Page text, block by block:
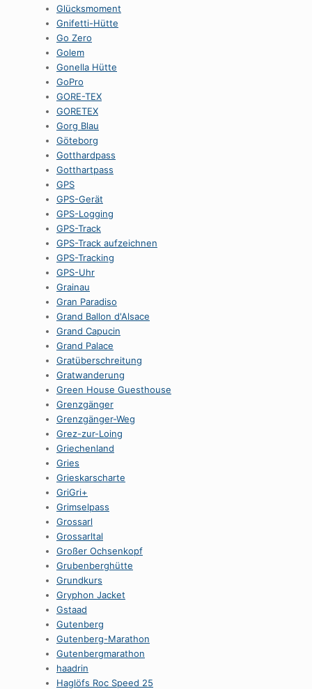
Glücksmoment
Gnifetti-Hütte
Go Zero
Golem
Gonella Hütte
GoPro
GORE-TEX
GORETEX
Gorg Blau
Göteborg
Gotthardpass
Gotthartpass
GPS
GPS-Gerät
GPS-Logging
GPS-Track
GPS-Track aufzeichnen
GPS-Tracking
GPS-Uhr
Grainau
Gran Paradiso
Grand Ballon d'Alsace
Grand Capucin
Grand Palace
Gratüberschreitung
Gratwanderung
Green House Guesthouse
Grenzgänger
Grenzgänger-Weg
Grez-zur-Loing
Griechenland
Gries
Grieskarscharte
GriGri+
Grimselpass
Grossarl
Grossarltal
Großer Ochsenkopf
Grubenberghütte
Grundkurs
Gryphon Jacket
Gstaad
Gutenberg
Gutenberg-Marathon
Gutenbergmarathon
haadrin
Haglöfs Roc Speed 25